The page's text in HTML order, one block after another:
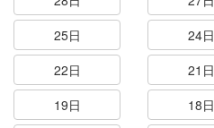
25日
24日
22日
21日
19日
18日